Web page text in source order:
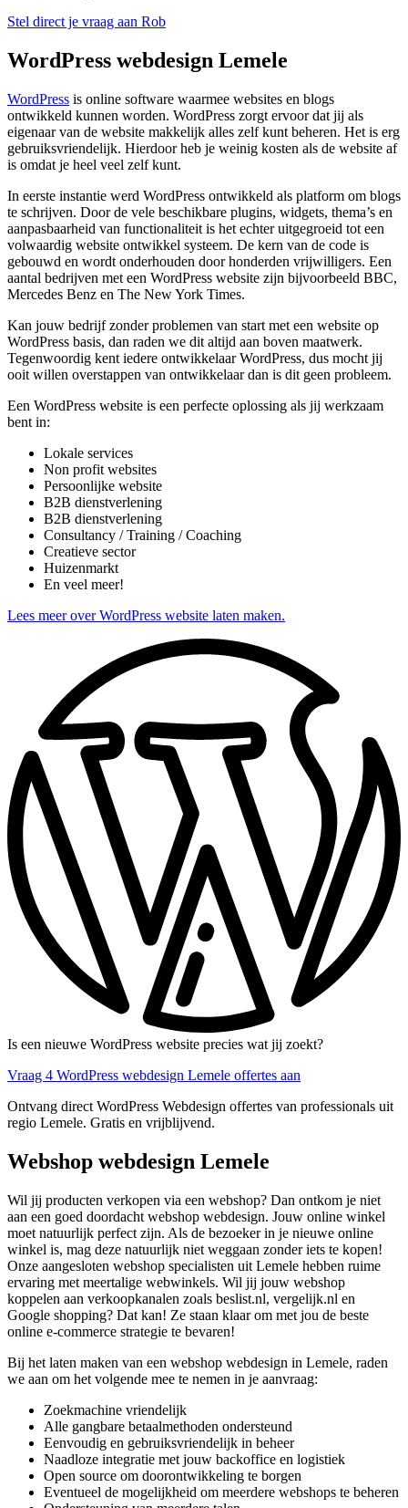
Stel direct je vraag aan Rob
WordPress webdesign Lemele
WordPress is online software waarmee websites en blogs
ontwikkeld kunnen worden. WordPress zorgt ervoor dat jij als
eigenaar van de website makkelijk alles zelf kunt beheren. Het is erg
gebruiksvriendelijk. Hierdoor heb je weinig kosten als de website af
is omdat je heel veel zelf kunt.
In eerste instantie werd WordPress ontwikkeld als platform om blogs
te schrijven. Door de vele beschikbare plugins, widgets, thema’s en
aanpasbaarheid van functionaliteit is het echter uitgegroeid tot een
volwaardig website ontwikkel systeem. De kern van de code is
gebouwd en wordt onderhouden door honderden vrijwilligers. Een
aantal bedrijven met een WordPress website zijn bijvoorbeeld BBC,
Mercedes Benz en The New York Times.
Kan jouw bedrijf zonder problemen van start met een website op
WordPress basis, dan raden we dit altijd aan boven maatwerk.
Tegenwoordig kent iedere ontwikkelaar WordPress, dus mocht jij
ooit willen overstappen van ontwikkelaar dan is dit geen probleem.
Een WordPress website is een perfecte oplossing als jij werkzaam
bent in:
Lokale services
Non profit websites
Persoonlijke website
B2B dienstverlening
B2B dienstverlening
Consultancy / Training / Coaching
Creatieve sector
Huizenmarkt
En veel meer!
Lees meer over WordPress website laten maken.
Is een nieuwe WordPress website precies wat jij zoekt?
Vraag 4 WordPress webdesign Lemele offertes aan
Ontvang direct WordPress Webdesign offertes van professionals uit
regio Lemele. Gratis en vrijblijvend.
Webshop webdesign Lemele
Wil jij producten verkopen via een webshop? Dan ontkom je niet
aan een goed doordacht webshop webdesign. Jouw online winkel
moet natuurlijk perfect zijn. Als de bezoeker in je nieuwe online
winkel is, mag deze natuurlijk niet weggaan zonder iets te kopen!
Onze aangesloten webshop specialisten uit Lemele hebben ruime
ervaring met meertalige webwinkels. Wil jij jouw webshop
koppelen aan verkoopkanalen zoals beslist.nl, vergelijk.nl en
Google shopping? Dat kan! Ze staan klaar om met jou de beste
online e-commerce strategie te bevaren!
Bij het laten maken van een webshop webdesign in Lemele, raden
we aan om het volgende mee te nemen in je aanvraag:
Zoekmachine vriendelijk
Alle gangbare betaalmethoden ondersteund
Eenvoudig en gebruiksvriendelijk in beheer
Naadloze integratie met jouw backoffice en logistiek
Open source om doorontwikkeling te borgen
Eventueel de mogelijkheid om meerdere webshops te beheren